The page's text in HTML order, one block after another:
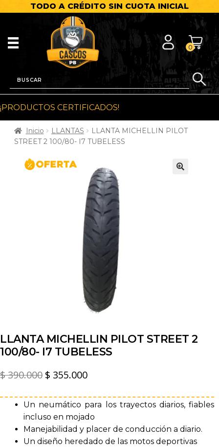
TODO A CRÉDITO SIN CUOTA INICIAL
0
¡PRODUCTOS CERTIFICADOS!
Inicio LLANTAS
LLANTA MICHELLIN PILOT
STREET 2 100/80- I7 TUBELESS
LLANTA MICHELLIN PILOT STREET 2
100/80- I7 TUBELESS
$390.000 El
original
era:
$ 390.000.
$ 355.000El
actual
es:
$ 355.000.
Un neumático para los trayectos diarios, fiables
incluso en mojado
Manejabilidad y placer de conducción a diario.
Un diseño heredado de las motos deportivas